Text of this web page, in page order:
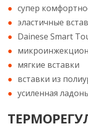
супер
эластичные
Dainese Smart
мягкие вставки
вставки из
усиленная ладонь